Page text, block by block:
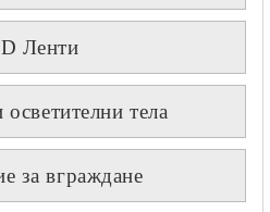
Ленти
тела
за вграждане